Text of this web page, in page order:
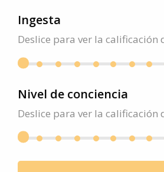
Ingesta
Deslice para ver la calificación
Nivel de conciencia
Deslice para ver la calificación